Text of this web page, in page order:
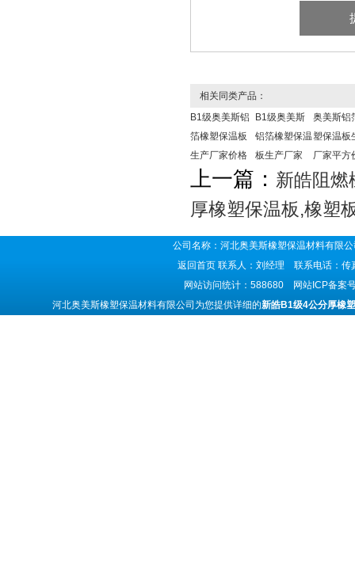
相关同类产品：
B1级奥美斯铝
箔橡塑保温板
生产厂家价格
B1级奥美斯
铝箔橡塑保温
板生产厂家
奥美斯铝
塑保温板
厂家平方
上一篇： 新皓阻燃
厚橡塑保温板,橡塑
公司名称：河北奥美斯橡塑保温材料有
返回首页 联系人：刘经理 联系电话：
网站访问统计：588680 网站ICP备案
河北奥美斯橡塑保温材料有限公司为您提供详细的新皓B1级4公分厚橡